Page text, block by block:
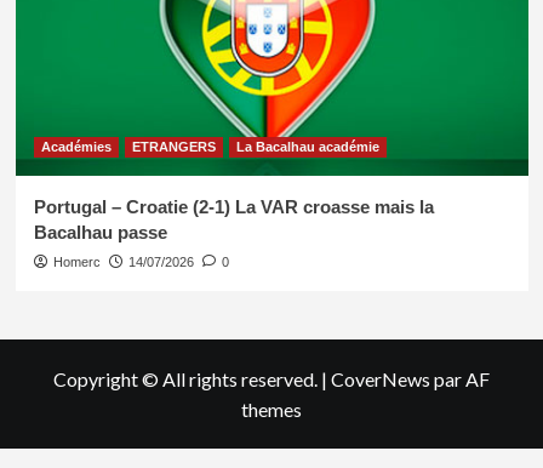
Académies ETRANGERS La Bacalhau académie
Portugal – Croatie (2-1) La VAR croasse mais la
Bacalhau passe
Homerc 14/07/2026 0
Copyright © All rights reserved. | CoverNews par AF
themes